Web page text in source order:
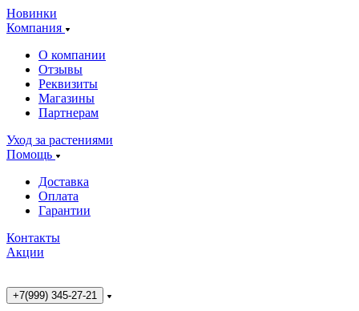
Новинки
Компания
О компании
Отзывы
Реквизиты
Магазины
Партнерам
Уход за растениями
Помощь
Доставка
Оплата
Гарантии
Контакты
Акции
+7(999) 345-27-21